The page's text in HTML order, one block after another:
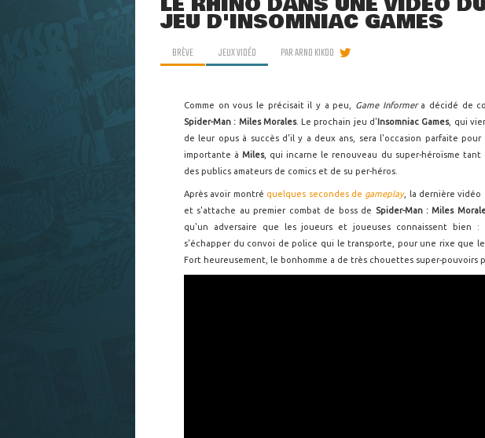
JEU D'INSOMNIAC GAMES
BRÈVE JEUX VIDÉO PARARNO KIKOO
Comme on vous le précisait il y a peu, Game Informer a décidé de
Spider-Man : Miles Morales. Le prochain jeu d'Insomniac Games, qui
de leur opus à succès d'il y a deux ans, sera l'occasion parfaite
importante àMiles, qui incarne le renouveau du super-héroïsme tant
des publics amateurs de comics et de su per-héros.
Après avoir montré quelques secondes de gameplay, la dernière vidéo
et s'attache au premier combat de boss de Spider-Man : Miles
qu'un adversaire que les joueurs et joueuses connaissent bien :
s'échapper du convoi de police qui le transporte, pour une rixe que
Fort heureusement, le bonhomme a de très chouettes super-pouvoirs